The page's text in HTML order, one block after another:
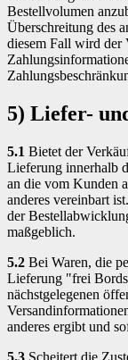
Bestellvolumen
Überschreitung des
diesem Fall wird der
5) Liefer-
5.1 Bietet der
Lieferung innerhalb
an die vom Kunden
anderes vereinbart
der
maßgeblich.
5.2 Bei Waren, die
Lieferung "frei
nächstgelegenen
anderes ergibt und
5.3 Scheitert die